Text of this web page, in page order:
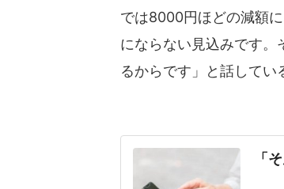
では8000円ほどの減額
にならない見込みです。
るからです」と話してい
「